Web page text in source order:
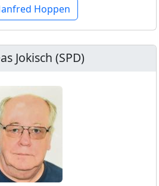
Hoppen
Jokisch (SPD)